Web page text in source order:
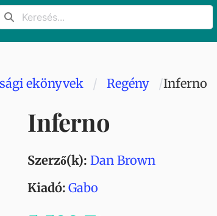
ekönyvek Regény Inferno
Inferno
Szerző(k): Dan Brown
Kiadó: Gabo